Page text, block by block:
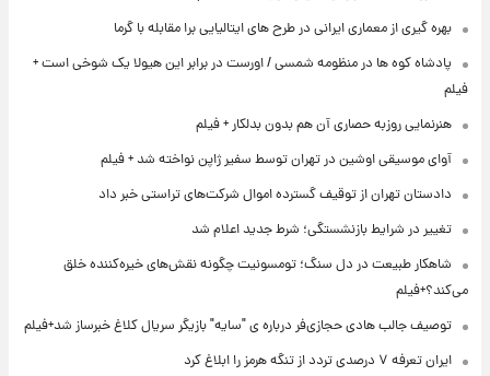
بهره گیری از معماری ایرانی در طرح های ایتالیایی برا مقابله با گرما
پادشاه کوه ها در منظومه شمسی / اورست در برابر این هیولا یک شوخی است +
فیلم
هنرنمایی روزبه حصاری آن هم بدون بدلکار + فیلم
آوای موسیقی اوشین در تهران توسط سفیر ژاپن نواخته شد + فیلم
دادستان تهران از توقیف گسترده اموال شرکت‌های تراستی خبر داد
تغییر در شرایط بازنشستگی؛ شرط جدید اعلام شد
شاهکار طبیعت در دل سنگ؛ تومسونیت چگونه نقش‌های خیره‌کننده خلق
می‌کند؟+فیلم
توصیف جالب هادی حجازی‌فر درباره ی "سایه" بازیگر سریال کلاغ خبرساز شد+فیلم
ایران تعرفه ۷ درصدی تردد از تنگه هرمز را ابلاغ کرد